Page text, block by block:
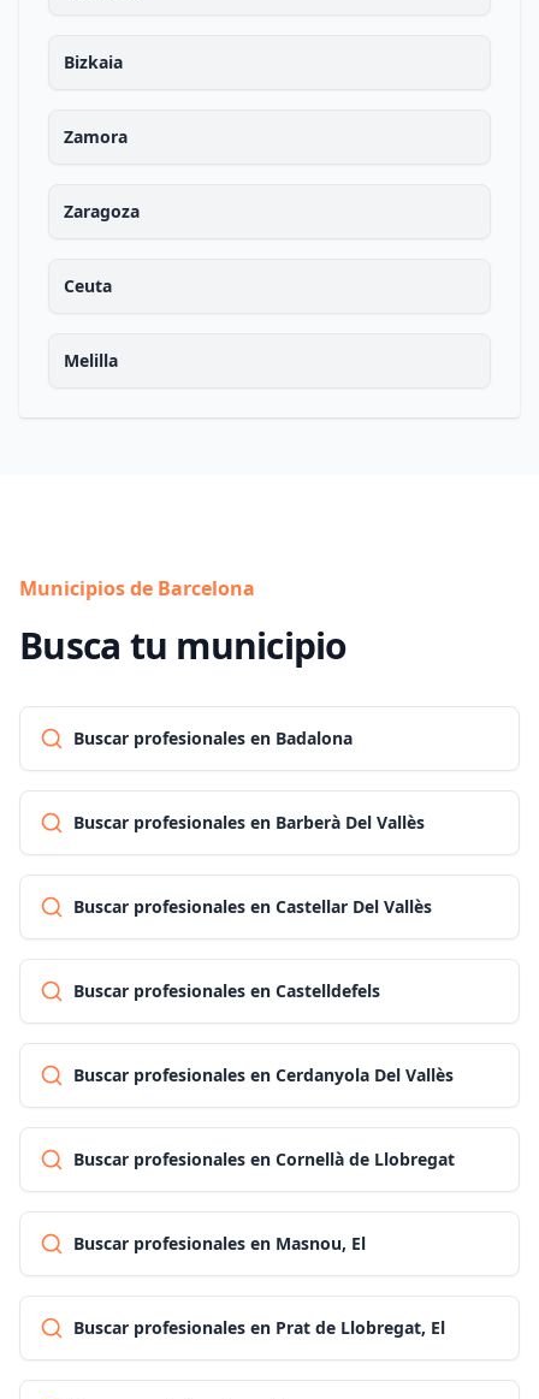
Bizkaia
Zamora
Zaragoza
Ceuta
Melilla
Municipios de Barcelona
Busca tu municipio
Buscar profesionales en Badalona
Buscar profesionales en Barberà Del Vallès
Buscar profesionales en Castellar Del Vallès
Buscar profesionales en Castelldefels
Buscar profesionales en Cerdanyola Del Vallès
Buscar profesionales en Cornellà de Llobregat
Buscar profesionales en Masnou, El
Buscar profesionales en Prat de Llobregat, El